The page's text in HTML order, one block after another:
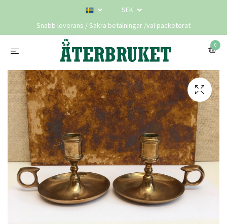
SEK
Snabb leverans / Säkra betalningar /väl packeterat
0